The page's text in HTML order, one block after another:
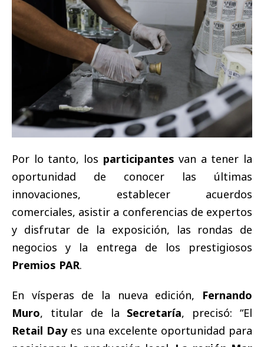
Por lo tanto, los participantesvan a tener la
oportunidad de conocer las últimas
innovaciones, establecer acuerdos
comerciales, asistir a conferencias de expertos
y disfrutar de la exposición, las rondas de
negocios y la entrega de los prestigiosos
Premios PAR.
En vísperas de la nueva edición, Fernando
Muro, titular de la Secretaría, precisó: “El
Retail Day es una excelente oportunidad para